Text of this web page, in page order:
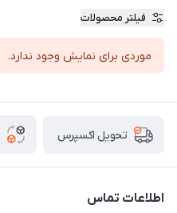
فیلتر محصولات
موردی برای نمایش وجود ندارد.
تحویل اکسپرس
اطلاعات تماس